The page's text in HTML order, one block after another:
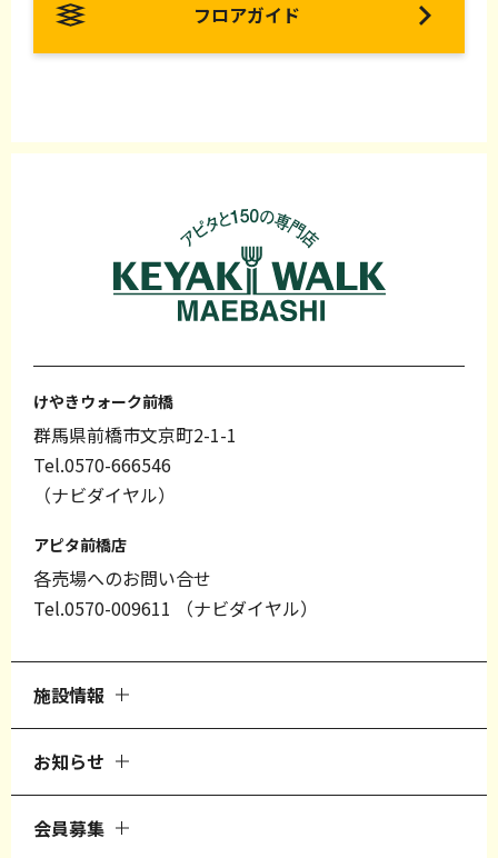
フロアガイド
けやきウォーク前橋
群馬県前橋市文京町2-1-1
Tel.0570-666546
（ナビダイヤル）
アピタ前橋店
各売場へのお問い合せ
Tel.0570-009611 （ナビダイヤル）
施設情報
お知らせ
会員募集